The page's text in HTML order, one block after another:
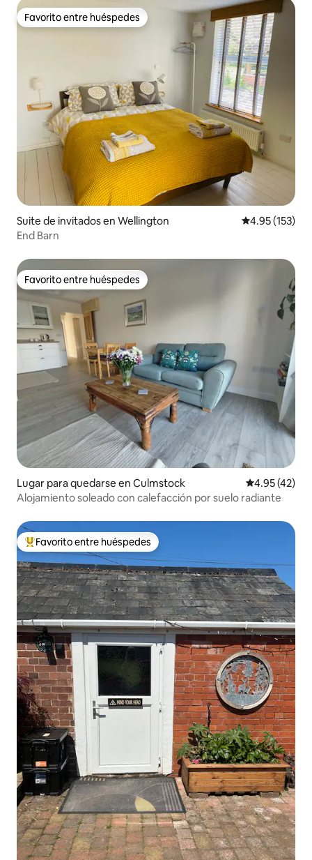
Favorito entre huéspedes
Favorito entre huéspedes
Suite de invitados en Wellington Calificación
4.95 (153)
End Barn
Favorito entre huéspedes
Favorito entre huéspedes
Lugar para quedarse en Culmstock Calificación
4.95 (42)
Alojamiento soleado con calefacción por suelo radiante
Favorito entre huéspedes preferido
Favorito entre huéspedes